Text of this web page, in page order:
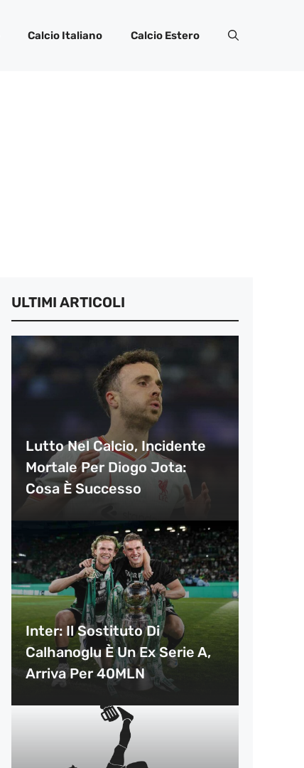
Calcio Italiano Calcio Estero
ULTIMI ARTICOLI
Lutto Nel Calcio, Incidente
Mortale Per Diogo Jota:
Cosa È Successo
Inter: Il Sostituto Di
Calhanoglu È Un Ex Serie A,
Arriva Per 40MLN